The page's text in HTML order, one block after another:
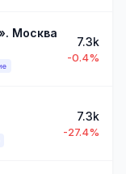
Москва
7.3k
-0.4%
7.3k
-27.4%